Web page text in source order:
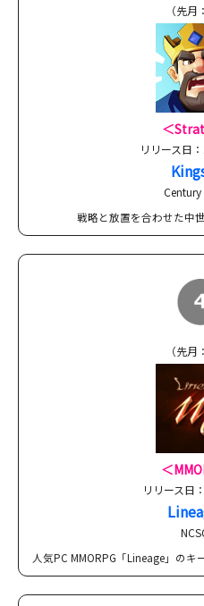
（先月
＜
リリース日
Century
戦略と放置を合わせた中
（先月
＜
リリース日
人気PC MMORPG「Lineage」の